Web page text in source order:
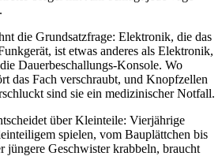
die Grundsatzfrage: Elektronik, die das
ist etwas anderes als Elektronik,
Dauerbeschallungs-Konsole. Wo
das Fach verschraubt, und Knopfzellen
sind sie ein medizinischer Notfall.
über Kleinteile: Vierjährige
spielen, vom Bauplättchen bis
jüngere Geschwister krabbeln, braucht